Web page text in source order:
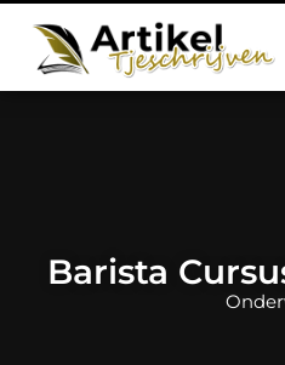
Barista